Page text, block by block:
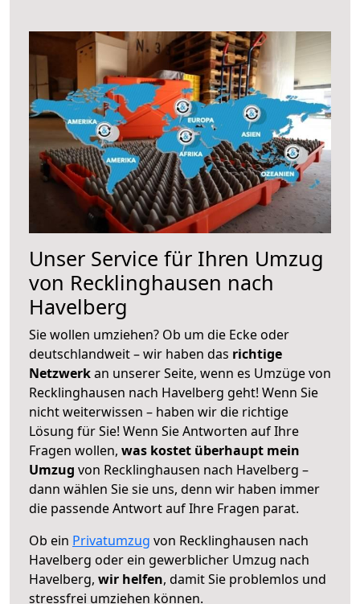
Unser Service für Ihren Umzug
von Recklinghausen nach
Havelberg
Sie wollen umziehen? Ob um die Ecke oder
deutschlandweit – wir haben das richtige
Netzwerkan unserer Seite, wenn es Umzüge von
Recklinghausen nach Havelberg geht! Wenn Sie
nicht weiterwissen – haben wir die richtige
Lösung für Sie! Wenn Sie Antworten auf Ihre
Fragen wollen, was kostet überhaupt mein
Umzug von Recklinghausen nach Havelberg –
dann wählen Sie sie uns, denn wir haben immer
die passende Antwort auf Ihre Fragen parat.
Ob ein Privatumzug von Recklinghausen nach
Havelberg oder ein gewerblicher Umzug nach
Havelberg, wir helfen, damit Sie problemlos und
stressfrei umziehen können.